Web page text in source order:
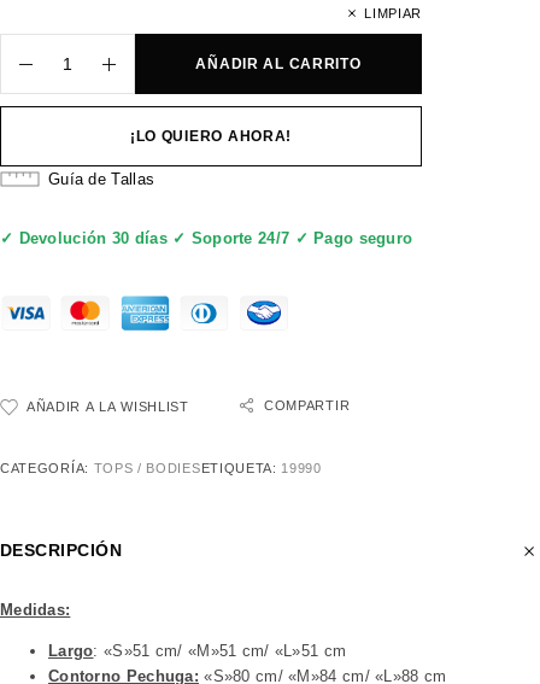
LIMPIAR
AÑADIR AL CARRITO
¡LO QUIERO AHORA!
Guía de Tallas
✓ Devolución 30 días ✓ Soporte 24/7 ✓ Pago seguro
AÑADIR A LA WISHLIST COMPARTIR
CATEGORÍA: TOPS / BODIESETIQUETA: 19990
DESCRIPCIÓN
Medidas:
Largo: «S»51 cm/ «M»51 cm/ «L»51 cm
Contorno Pechuga: «S»80 cm/ «M»84 cm/ «L»88 cm